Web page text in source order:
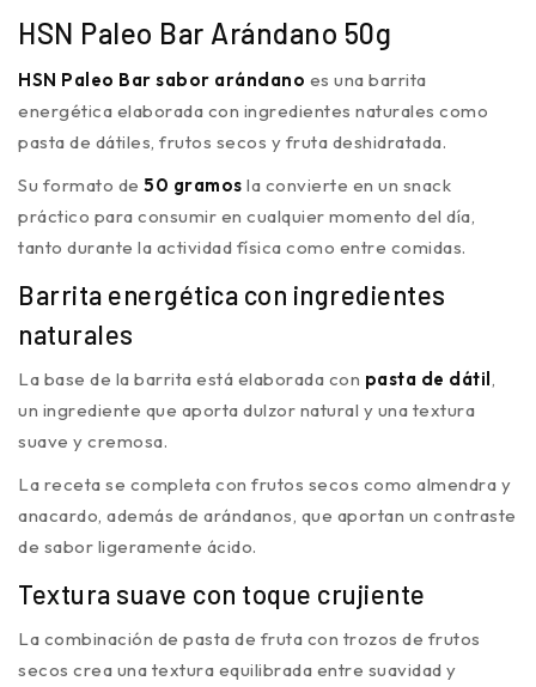
HSN Paleo Bar Arándano 50g
HSN Paleo Bar sabor arándano es una barrita
energética elaborada con ingredientes naturales como
pasta de dátiles, frutos secos y fruta deshidratada.
Su formato de 50 gramos la convierte en un snack
práctico para consumir en cualquier momento del día,
tanto durante la actividad física como entre comidas.
Barrita energética con ingredientes
naturales
La base de la barrita está elaborada con pasta de dátil
un ingrediente que aporta dulzor natural y una textura
suave y cremosa.
La receta se completa con frutos secos como almendra y
anacardo, además de arándanos, que aportan un contraste
de sabor ligeramente ácido.
Textura suave con toque crujiente
La combinación de pasta de fruta con trozos de frutos
secos crea una textura equilibrada entre suavidad y